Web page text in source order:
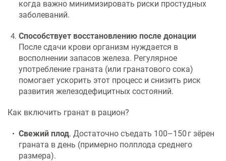
когда важно минимизировать риски простудных
заболеваний.
Способствует восстановлению после донации
После сдачи крови организм нуждается в
восполнении запасов железа. Регулярное
употребление граната (или гранатового сока)
помогает ускорить этот процесс и снизить риск
развития железодефицитных состояний.
Как включить гранат в рацион?
Свежий плод. Достаточно съедать 100–150 г зёрен
граната в день (примерно полплода среднего
размера).